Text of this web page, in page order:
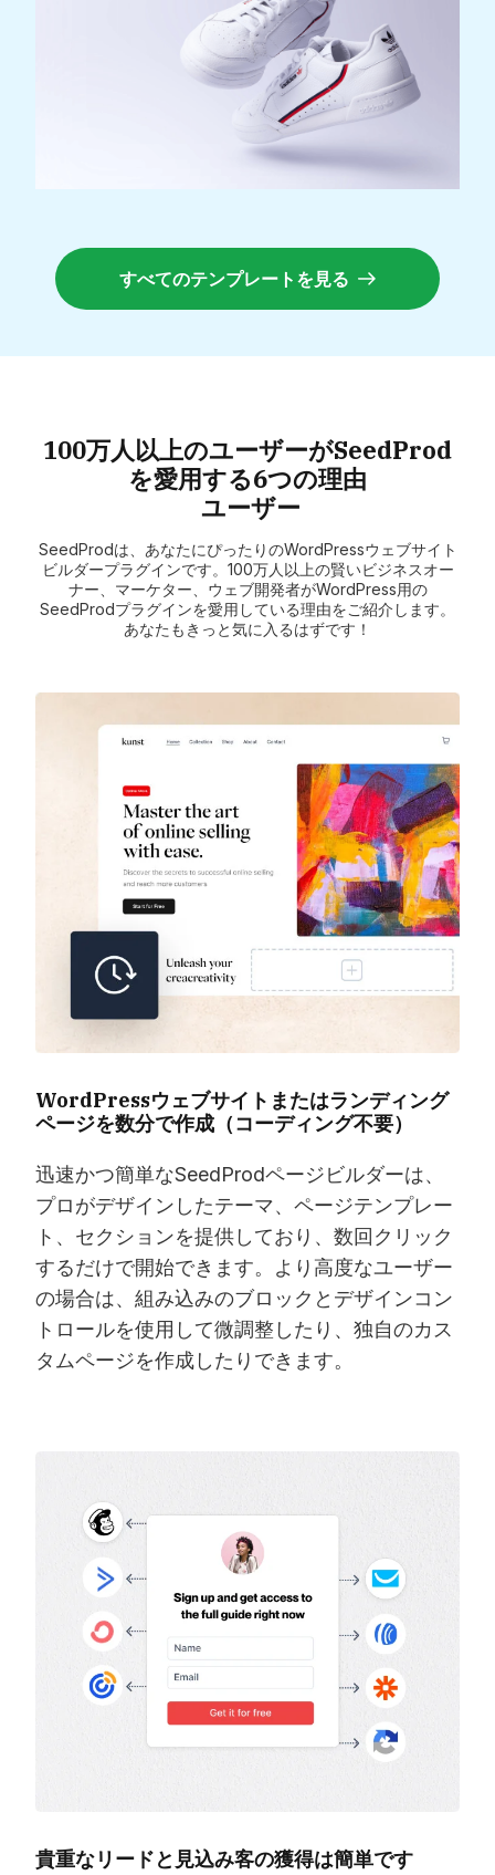
すべてのテンプレートを見る
100万人以上のユーザーがSeedProd
を愛用する6つの理由
ユーザー
SeedProdは、あなたにぴったりのWordPressウェブサイト
ビルダープラグインです。100万人以上の賢いビジネスオー
ナー、マーケター、ウェブ開発者がWordPress用の
SeedProdプラグインを愛用している理由をご紹介します。
あなたもきっと気に入るはずです！
WordPressウェブサイトまたはランディング
ページを数分で作成（コーディング不要）
迅速かつ簡単なSeedProdページビルダーは、
プロがデザインしたテーマ、ページテンプレー
ト、セクションを提供しており、数回クリック
するだけで開始できます。より高度なユーザー
の場合は、組み込みのブロックとデザインコン
トロールを使用して微調整したり、独自のカス
タムページを作成したりできます。
貴重なリードと見込み客の獲得は簡単です